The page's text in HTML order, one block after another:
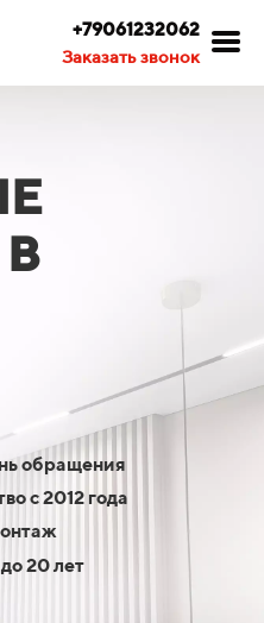
+79061232062
Заказать звонок
обращения
с 2012 года
20 лет